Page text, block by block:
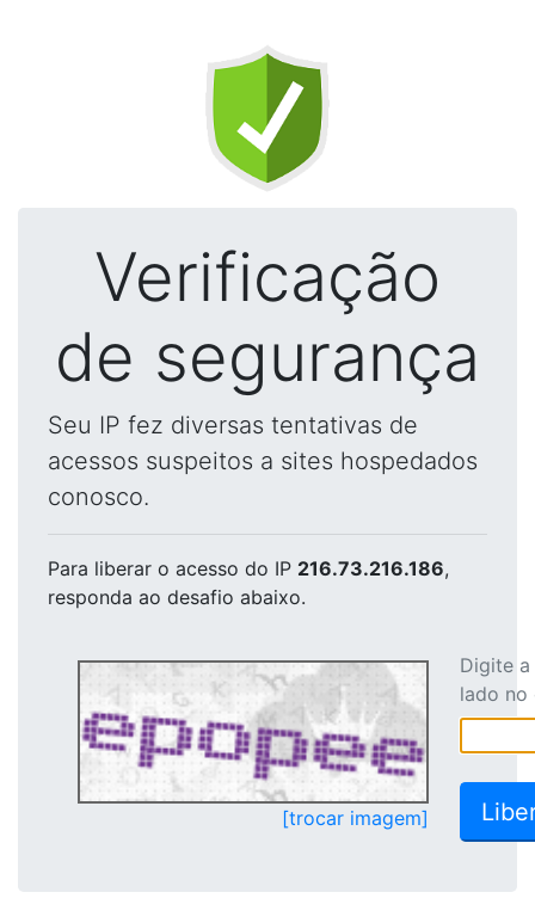
Verificação
de segurança
Seu IP fez diversas tentativas de
acessos suspeitos a sites hospedados
conosco.
Para liberar o acesso do IP 216.73.216.186,
responda ao desafio abaixo.
[trocar imagem]
Digite
lado no